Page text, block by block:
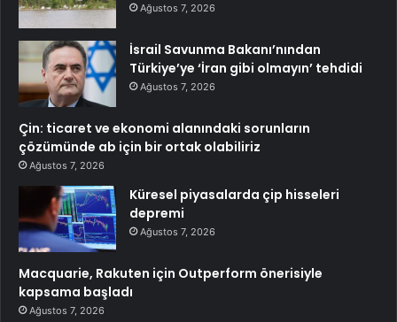
Ağustos 7, 2026
İsrail Savunma Bakanı’nından
Türkiye’ye ‘İran gibi olmayın’ tehdidi
Ağustos 7, 2026
Çin: ticaret ve ekonomi alanındaki sorunların
çözümünde ab için bir ortak olabiliriz
Ağustos 7, 2026
Küresel piyasalarda çip hisseleri
depremi
Ağustos 7, 2026
Macquarie, Rakuten için Outperform önerisiyle
kapsama başladı
Ağustos 7, 2026